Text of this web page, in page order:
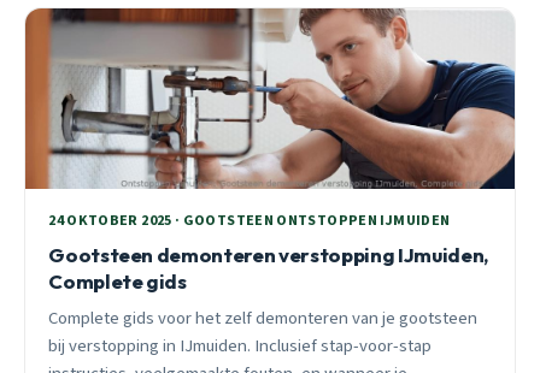
24 OKTOBER 2025 · GOOTSTEEN ONTSTOPPEN IJMUIDEN
Gootsteen demonteren verstopping IJmuiden,
Complete gids
Complete gids voor het zelf demonteren van je gootsteen
bij verstopping in IJmuiden. Inclusief stap-voor-stap